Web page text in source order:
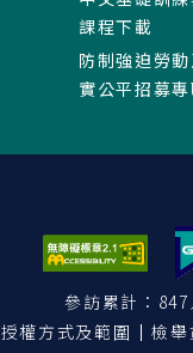
課程下載
防制強迫勞
實公平招募專
參訪累計：847
授權方式及範圍
檢舉